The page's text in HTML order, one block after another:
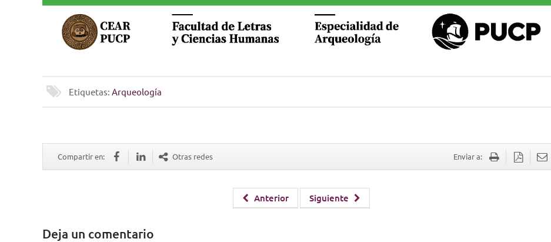
Etiquetas: Arqueología
Compartir en: Otras redes Enviar a:
Anterior Siguiente
Deja un comentario